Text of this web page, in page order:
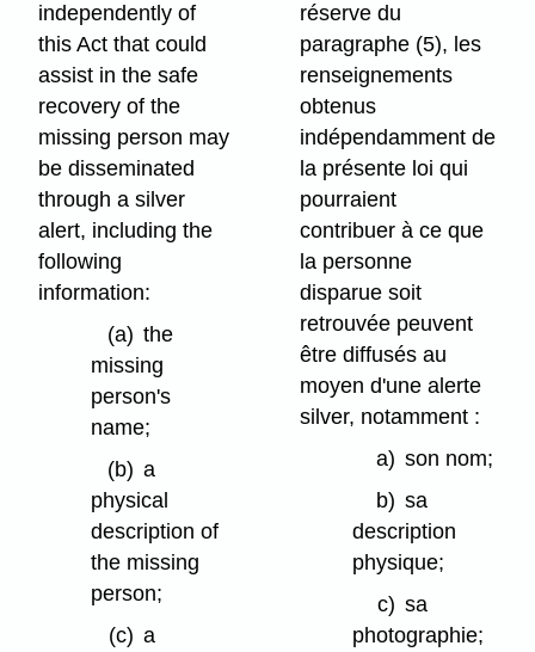
independently of
this Act that could
assist in the safe
recovery of the
missing person may
be disseminated
through a silver
alert, including the
following
information:
(a) the
missing
person's
name;
(b) a
physical
description of
the missing
person;
(c) a
réserve du
paragraphe (5), les
renseignements
obtenus
indépendamment de
la présente loi qui
pourraient
contribuer à ce que
la personne
disparue soit
retrouvée peuvent
être diffusés au
moyen d'une alerte
silver, notamment :
a) son nom;
b) sa
description
physique;
c) sa
photographie;